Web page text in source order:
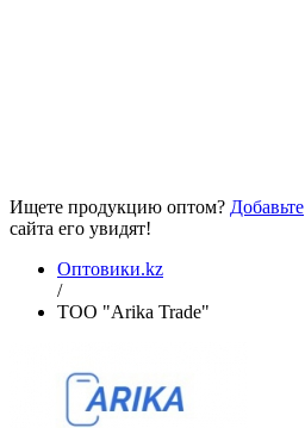
Ищете продукцию оптом? Добавьте
сайта его увидят!
Оптовики.kz
/
ТОО "Arika Trade"